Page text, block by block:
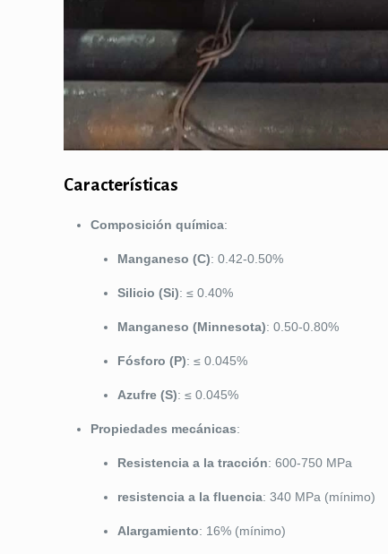
Características
Composición química:
Manganeso (C): 0.42-0.50%
Silicio (Si): ≤ 0.40%
Manganeso (Minnesota): 0.50-0.80%
Fósforo (P): ≤ 0.045%
Azufre (S): ≤ 0.045%
Propiedades mecánicas:
Resistencia a la tracción: 600-750 MPa
resistencia a la fluencia: 340 MPa (mínimo)
Alargamiento: 16% (mínimo)